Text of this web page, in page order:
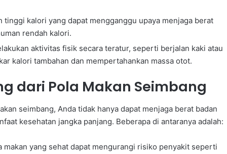
tinggi kalori yang dapat mengganggu upaya menjaga berat
rendah kalori.
aktivitas fisik secara teratur, seperti berjalan kaki atau
kalori tambahan dan mempertahankan massa otot.
dari Pola Makan Seimbang
seimbang, Anda tidak hanya dapat menjaga berat badan
kesehatan jangka panjang. Beberapa di antaranya adalah:
makan yang sehat dapat mengurangi risiko penyakit seperti